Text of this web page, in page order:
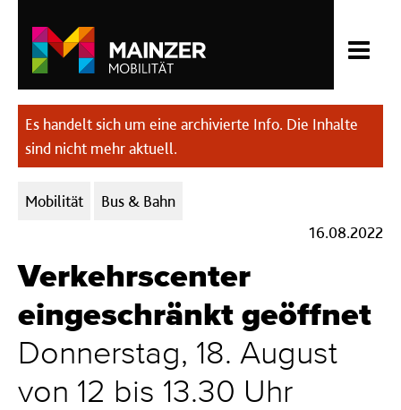
Es handelt sich um eine archivierte Info. Die Inhalte
sind nicht mehr aktuell.
Kategorien:
Mobilität
Bus & Bahn
16.08.2022
Verkehrscenter
eingeschränkt geöffnet
Donnerstag, 18. August
von 12 bis 13.30 Uhr